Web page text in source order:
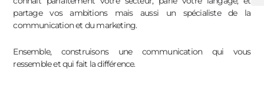
partage vos ambitions mais aussi un spécialiste de la
communication et du marketing.
Ensemble, construisons une communication qui vous
ressemble et qui fait la différence.